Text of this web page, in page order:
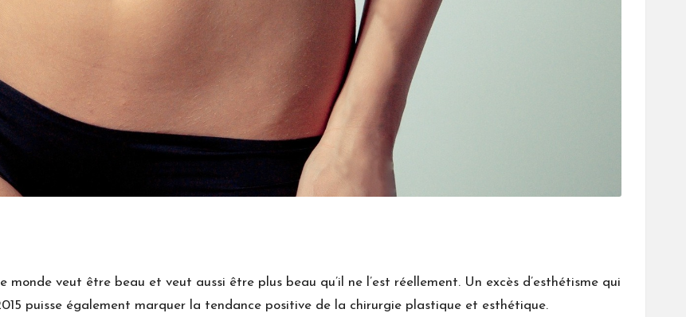
monde veut être beau et veut aussi être plus beau qu’il ne l’est réellement. Un excès d’esthétisme qui
puisse également marquer la tendance positive de la chirurgie plastique et esthétique.